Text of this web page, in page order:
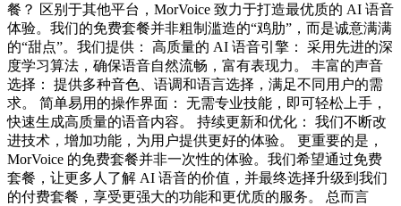
餐？ 区别于其他平台，MorVoice 致力于打造最优质的 AI 语音
体验。我们的免费套餐并非粗制滥造的“鸡肋”，而是诚意满满
的“甜点”。我们提供： 高质量的 AI 语音引擎： 采用先进的深
度学习算法，确保语音自然流畅，富有表现力。 丰富的声音
选择： 提供多种音色、语调和语言选择，满足不同用户的需
求。 简单易用的操作界面： 无需专业技能，即可轻松上手，
快速生成高质量的语音内容。 持续更新和优化： 我们不断改
进技术，增加功能，为用户提供更好的体验。 更重要的是，
MorVoice 的免费套餐并非一次性的体验。我们希望通过免费
套餐，让更多人了解 AI 语音的价值，并最终选择升级到我们
的付费套餐，享受更强大的功能和更优质的服务。 总而言